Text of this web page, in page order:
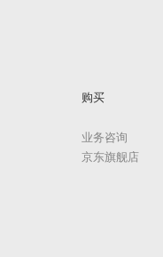
购买
业务咨询
京东旗舰店